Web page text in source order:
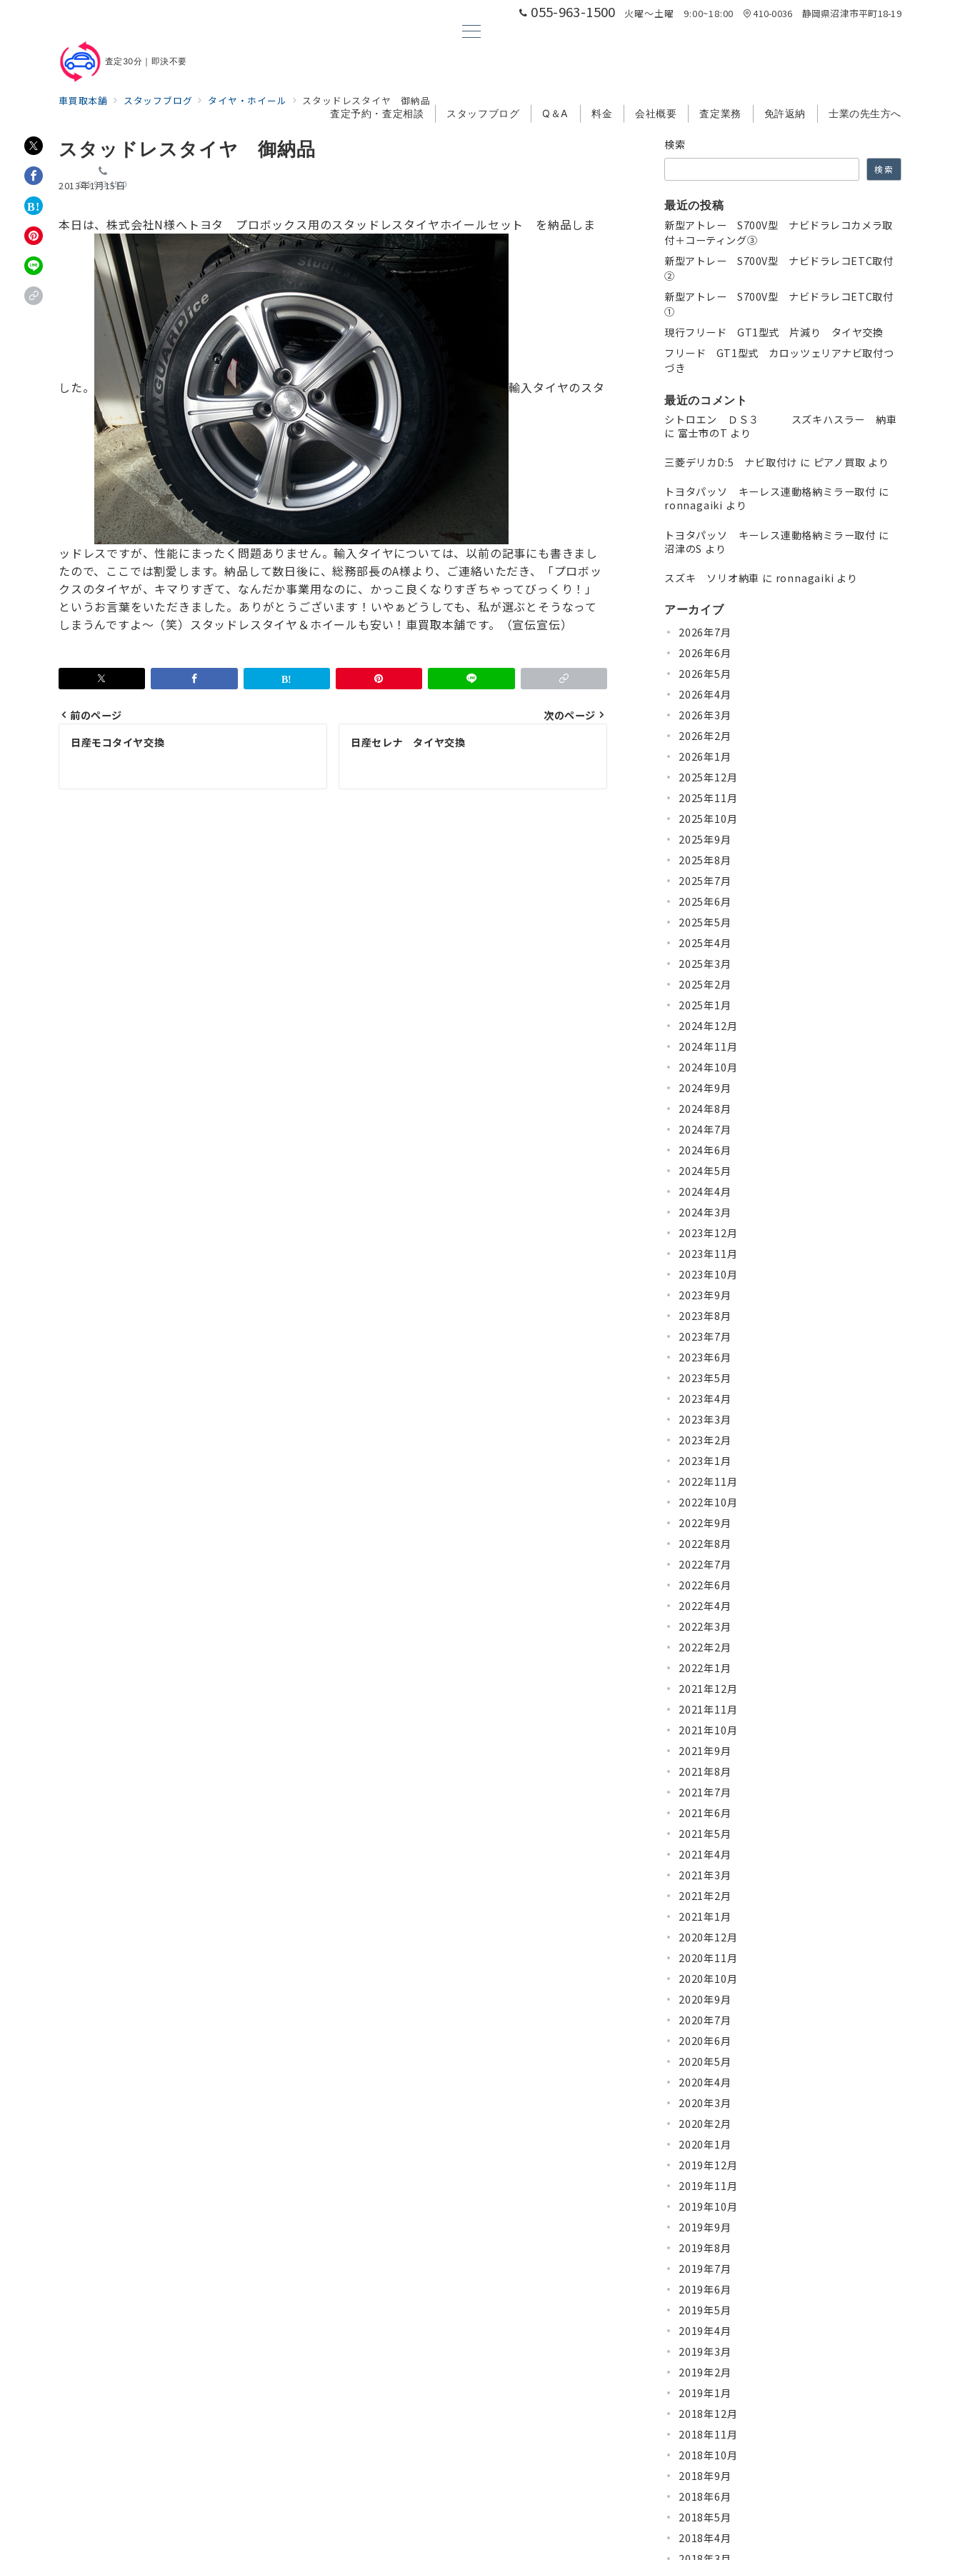
055-963-1500 火曜～土曜 9:00~18:00 410-0036 静岡県沼津市平町18-19
査定30分｜即決不要
査定予約・査定相談 スタッフブログ Q＆A 料金 会社概要 査定業務 免許返納 士業の先生方へ
055-963-1500
車買取本舗 スタッフブログ タイヤ・ホイール スタッドレスタイヤ 御納品
スタッドレスタイヤ 御納品
2013年1月15日
本日は、株式会社N様へ トヨタ プロボックス用のスタッドレスタイヤホイールセット を納品しま
した。 輸入タイヤのスタ
ッドレスですが、性能にまったく問題ありません。輸入タイヤについては、以前の記事にも書きまし
たので、ここでは割愛します。納品して数日後に、総務部長のA様より、ご連絡いただき、
「プロボッ
クスのタイヤが、キマりすぎて、 なんだか事業用なのに、かっこ良くなりすぎちゃってびっくり！」
というお言葉をいただきました。 ありがとうございます！ いやぁ どうしても、私が選ぶとそうなって
しまうんですよ～（笑） スタッドレスタイヤ＆ホイールも安い！車買取本舗です。（宣伝宣伝）
投
前のページ
日産モコタイヤ交換
次のページ
日産セレナ タイヤ交換
検索
検索
最近の投稿
新型アトレー S700V型 ナビドラレコカメラ取
付＋コーティング③
新型アトレー S700V型 ナビドラレコETC取付
②
新型アトレー S700V型 ナビドラレコETC取付
①
現行フリード GT1型式 片減り タイヤ交換
フリード GT1型式 カロッツェリアナビ取付つ
づき
最近のコメント
シトロエン ＤＳ３ スズキハスラー 納車
に 富士市のT より
三菱デリカD:5 ナビ取付け に ピアノ買取 より
トヨタパッソ キーレス連動格納ミラー取付 に
ronnagaiki より
トヨタパッソ キーレス連動格納ミラー取付 に
沼津のS より
スズキ ソリオ納車 に ronnagaiki より
アーカイブ
2026年7月
2026年6月
2026年5月
2026年4月
2026年3月
2026年2月
2026年1月
2025年12月
2025年11月
2025年10月
2025年9月
2025年8月
2025年7月
2025年6月
2025年5月
2025年4月
2025年3月
2025年2月
2025年1月
2024年12月
2024年11月
2024年10月
2024年9月
2024年8月
2024年7月
2024年6月
2024年5月
2024年4月
2024年3月
2023年12月
2023年11月
2023年10月
2023年9月
2023年8月
2023年7月
2023年6月
2023年5月
2023年4月
2023年3月
2023年2月
2023年1月
2022年11月
2022年10月
2022年9月
2022年8月
2022年7月
2022年6月
2022年4月
2022年3月
2022年2月
2022年1月
2021年12月
2021年11月
2021年10月
2021年9月
2021年8月
2021年7月
2021年6月
2021年5月
2021年4月
2021年3月
2021年2月
2021年1月
2020年12月
2020年11月
2020年10月
2020年9月
2020年7月
2020年6月
2020年5月
2020年4月
2020年3月
2020年2月
2020年1月
2019年12月
2019年11月
2019年10月
2019年9月
2019年8月
2019年7月
2019年6月
2019年5月
2019年4月
2019年3月
2019年2月
2019年1月
2018年12月
2018年11月
2018年10月
2018年9月
2018年6月
2018年5月
2018年4月
お問合せ電話番号
055-963-1500
火曜～土曜 9:00~18:00